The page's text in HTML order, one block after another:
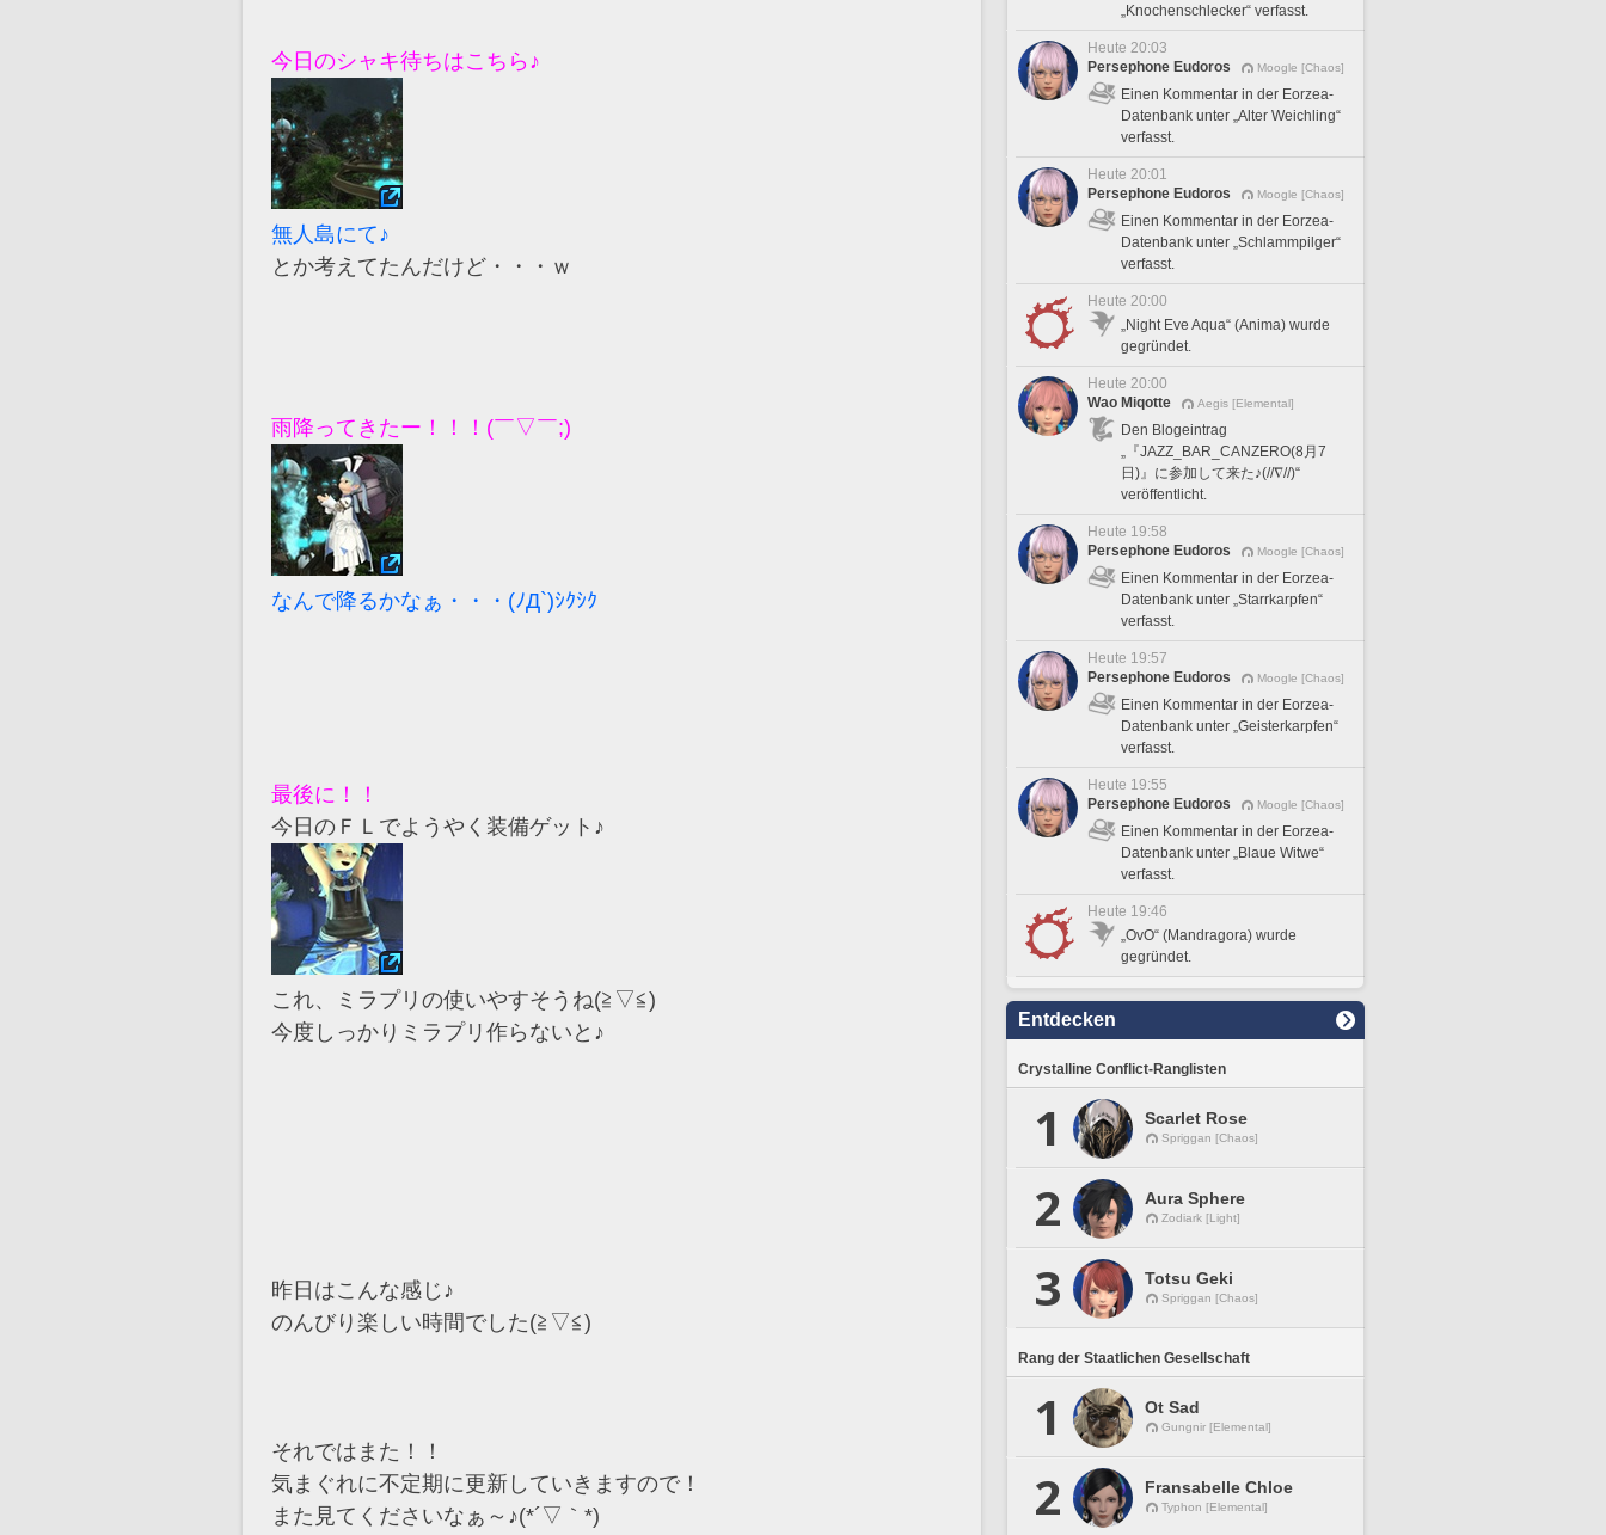
今日のシャキ待ちはこちら♪
無人島にて♪
とか考えてたんだけど・・・ｗ
雨降ってきたー！！！(￣▽￣;)
なんで降るかなぁ・・・(ﾉД`)ｼｸｼｸ
最後に！！
今日のＦＬでようやく装備ゲット♪
これ、ミラプリの使いやすそうね(≧▽≦)
今度しっかりミラプリ作らないと♪
昨日はこんな感じ♪
のんびり楽しい時間でした(≧▽≦)
それではまた！！
気まぐれに不定期に更新していきますので！
また見てくださいなぁ～♪(*´▽｀*)
„Knochenschlecker“ verfasst.
Heute 20:03
Persephone Eudoros
Moogle [Chaos]
Einen Kommentar in der Eorzea-
Datenbank unter „Alter Weichling“
verfasst.
Heute 20:01
Persephone Eudoros
Moogle [Chaos]
Einen Kommentar in der Eorzea-
Datenbank unter „Schlammpilger“
verfasst.
Heute 20:00
„Night Eve Aqua“ (Anima) wurde
gegründet.
Heute 20:00
Wao Miqotte
Aegis [Elemental]
Den Blogeintrag
„『JAZZ_BAR_CANZERO(8月7
日)』に参加して来た♪(//∇//)“
veröffentlicht.
Heute 19:58
Persephone Eudoros
Moogle [Chaos]
Einen Kommentar in der Eorzea-
Datenbank unter „Starrkarpfen“
verfasst.
Heute 19:57
Persephone Eudoros
Moogle [Chaos]
Einen Kommentar in der Eorzea-
Datenbank unter „Geisterkarpfen“
verfasst.
Heute 19:55
Persephone Eudoros
Moogle [Chaos]
Einen Kommentar in der Eorzea-
Datenbank unter „Blaue Witwe“
verfasst.
Heute 19:46
„OvO“ (Mandragora) wurde
gegründet.
Entdecken
Crystalline Conflict-Ranglisten
1 Scarlet Rose
Spriggan [Chaos]
2 Aura Sphere
Zodiark [Light]
3 Totsu Geki
Spriggan [Chaos]
Rang der Staatlichen Gesellschaft
1 Ot Sad
Gungnir [Elemental]
2 Fransabelle Chloe
Typhon [Elemental]